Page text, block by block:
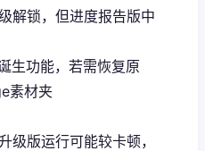
解锁，但进度报告版中
生功能，若需恢复原
素材夹
级版运行可能较卡顿，